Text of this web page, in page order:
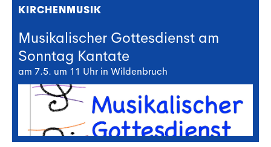
KIRCHENMUSIK
Musikalischer Gottesdienst am
Sonntag Kantate
am 7.5. um 11 Uhr in Wildenbruch